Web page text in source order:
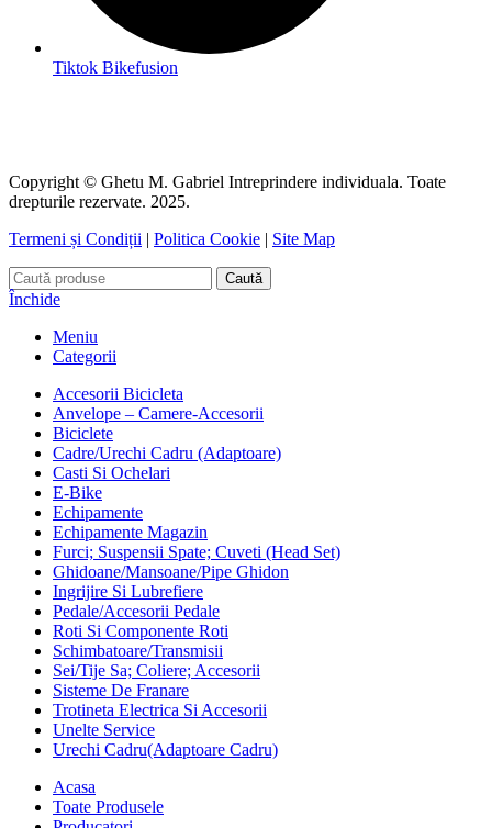
Tiktok Bikefusion
Copyright © Ghetu M. Gabriel Intreprindere individuala. Toate
drepturile rezervate. 2025.
Termeni și Condiții | Politica Cookie | Site Map
Caută
Închide
Meniu
Categorii
Accesorii Bicicleta
Anvelope – Camere-Accesorii
Biciclete
Cadre/Urechi Cadru (Adaptoare)
Casti Si Ochelari
E-Bike
Echipamente
Echipamente Magazin
Furci; Suspensii Spate; Cuveti (Head Set)
Ghidoane/Mansoane/Pipe Ghidon
Ingrijire Si Lubrefiere
Pedale/Accesorii Pedale
Roti Si Componente Roti
Schimbatoare/Transmisii
Sei/Tije Sa; Coliere; Accesorii
Sisteme De Franare
Trotineta Electrica Si Accesorii
Unelte Service
Urechi Cadru(Adaptoare Cadru)
Acasa
Toate Produsele